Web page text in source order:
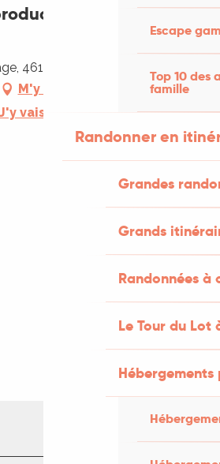
Escape
Top 10 des
famille
Randonner en
Grandes
Grands
Randonnées
Le Tour du Lot
de Gagnac
46130 Gagnac-sur-Cère
M'y rendre
J'y vais en train !